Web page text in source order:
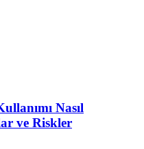
Nasıl
ve Riskler